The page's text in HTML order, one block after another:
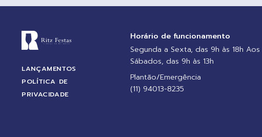
LANÇAMENTOS
POLÍTICA DE
PRIVACIDADE
Horário de funcionamento
Segunda a Sexta, das 9h às 18h Aos
Sábados, das 9h às 13h
Plantão/Emergência
(11) 94013-8235